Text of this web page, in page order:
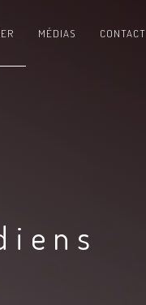
MÉDIAS CONTACT